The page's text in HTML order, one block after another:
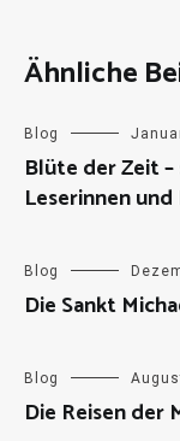
Ähnliche
Blog
Blüte der Zeit
Leserinnen
Blog
Die Sankt
Blog
Die Reisen der